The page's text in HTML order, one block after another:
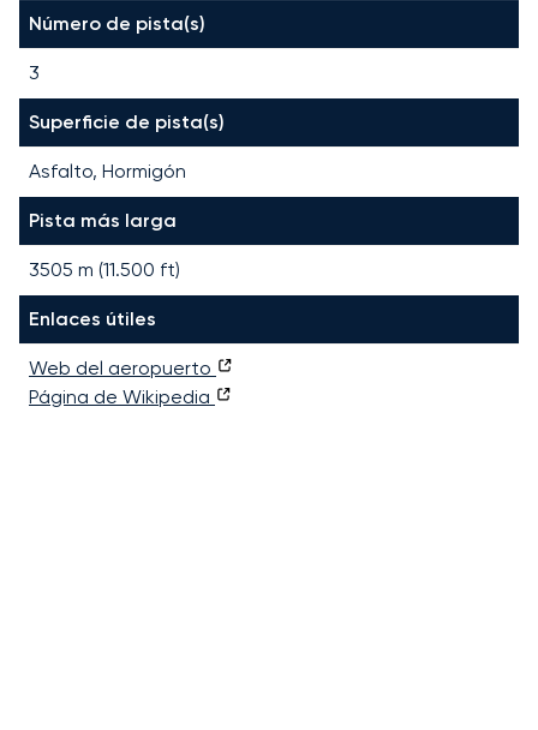
Número de pista(s)
3
Superficie de pista(s)
Asfalto, Hormigón
Pista más larga
3505 m (11.500 ft)
Enlaces útiles
Web del aeropuerto
Página de Wikipedia